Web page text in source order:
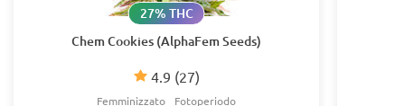
Chem Cookies (AlphaFem Seeds)
4.9 (27)
27% THC
Femminizzato Fotoperiodo